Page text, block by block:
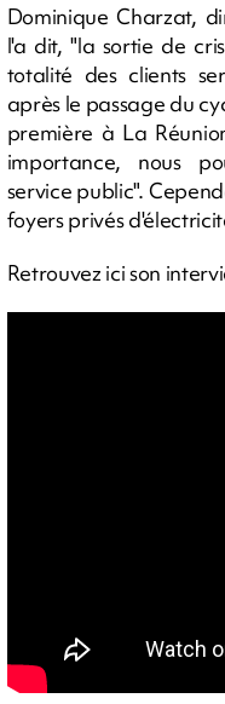
Dominique Charzat,
l'a dit, "la sortie de
totalité des clients
après le passage du
première à La
importance, nous
service public".
foyers privés
Retrouvez ici son